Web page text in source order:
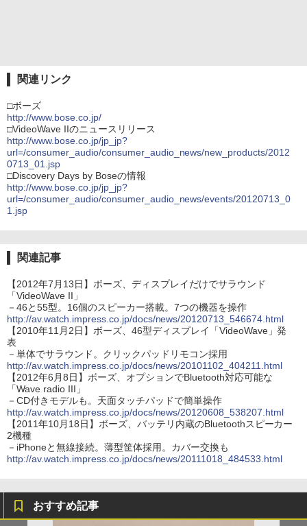
関連リンク
□ボーズ
http://www.bose.co.jp/
□VideoWave IIのニュースリリース
http://www.bose.co.jp/jp_jp?
url=/consumer_audio/consumer_audio_news/new_products/2012
0713_01.jsp
□Discovery Days by Boseの情報
http://www.bose.co.jp/jp_jp?
url=/consumer_audio/consumer_audio_news/events/20120713_0
1.jsp
関連記事
【2012年7月13日】ボーズ、ディスプレイだけでサラウンド
「VideoWave II」
－46と55型。16個のスピーカー搭載。7つの機器を操作
http://av.watch.impress.co.jp/docs/news/20120713_546674.html
【2010年11月2日】ボーズ、46型ディスプレイ「VideoWave」発
表
－単体でサラウンド。クリックパッドリモコン採用
http://av.watch.impress.co.jp/docs/news/20101102_404211.html
【2012年6月8日】ボーズ、オプションでBluetooth対応可能な
「Wave radio III」
－CD付きモデルも。天面タッチパッドで簡単操作
http://av.watch.impress.co.jp/docs/news/20120608_538207.html
【2011年10月18日】ボーズ、バッテリ内蔵のBluetoothスピーカー
2機種
－iPhoneと無線接続。薄型筐体採用。カバー交換も
http://av.watch.impress.co.jp/docs/news/20111018_484533.html
おすすめ記事